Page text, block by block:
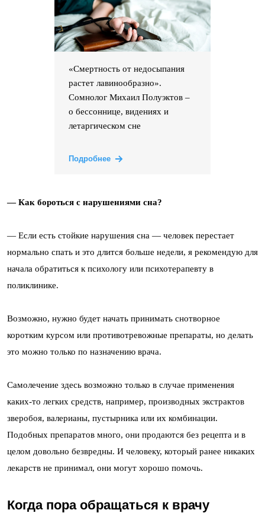
«Смертность от недосыпания
растет лавинообразно».
Сомнолог Михаил Полуэктов –
о бессоннице, видениях и
летаргическом сне
Подробнее
— Как бороться с нарушениями сна?
— Если есть стойкие нарушения сна — человек перестает
нормально спать и это длится больше недели, я рекомендую для
начала обратиться к психологу или психотерапевту в
поликлинике.
Возможно, нужно будет начать принимать снотворное
коротким курсом или противотревожные препараты, но делать
это можно только по назначению врача.
Самолечение здесь возможно только в случае применения
каких-то легких средств, например, производных экстрактов
зверобоя, валерианы, пустырника или их комбинации.
Подобных препаратов много, они продаются без рецепта и в
целом довольно безвредны. И человеку, который ранее никаких
лекарств не принимал, они могут хорошо помочь.
Когда пора обращаться к врачу